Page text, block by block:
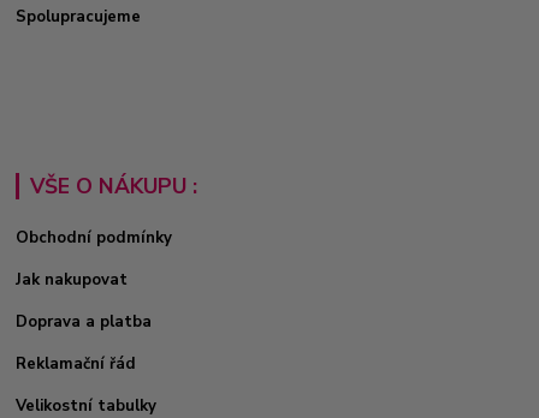
Spolupracujeme
VŠE O NÁKUPU :
Obchodní podmínky
Jak nakupovat
Doprava a platba
Reklamační řád
Velikostní tabulky